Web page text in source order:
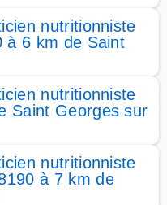
nutritionniste
à 6 km de Saint
nutritionniste
Saint Georges sur
nutritionniste
à 7 km de